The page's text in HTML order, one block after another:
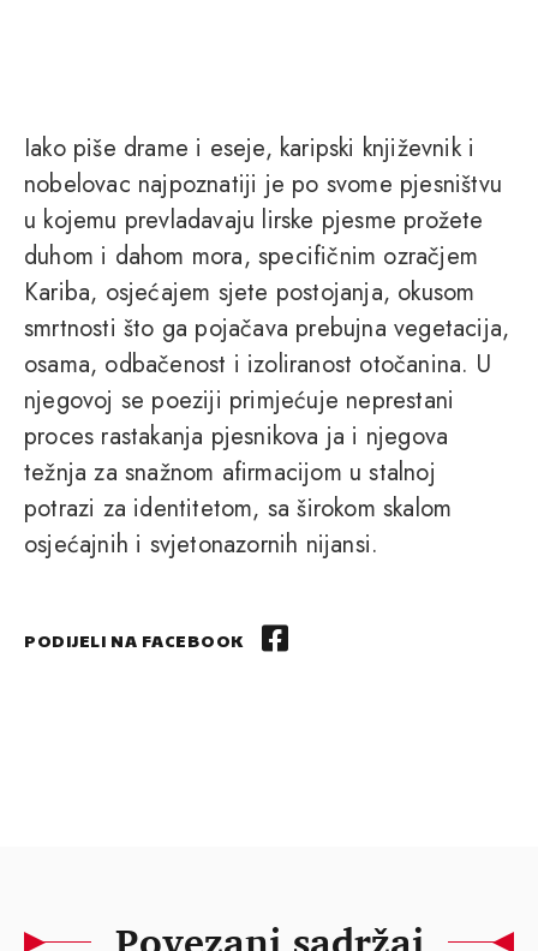
Iako piše drame i eseje, karipski književnik i
nobelovac najpoznatiji je po svome pjesništvu
u kojemu prevladavaju lirske pjesme prožete
duhom i dahom mora, specifičnim ozračjem
Kariba, osjećajem sjete postojanja, okusom
smrtnosti što ga pojačava prebujna vegetacija,
osama, odbačenost i izoliranost otočanina. U
njegovoj se poeziji primjećuje neprestani
proces rastakanja pjesnikova ja i njegova
težnja za snažnom afirmacijom u stalnoj
potrazi za identitetom, sa širokom skalom
osjećajnih i svjetonazornih nijansi.
PODIJELI NA FACEBOOK